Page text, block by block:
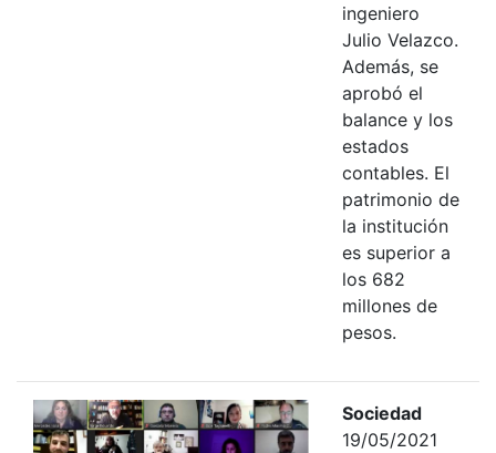
ingeniero
Julio Velazco.
Además, se
aprobó el
balance y los
estados
contables. El
patrimonio de
la institución
es superior a
los 682
millones de
pesos.
Sociedad
19/05/2021